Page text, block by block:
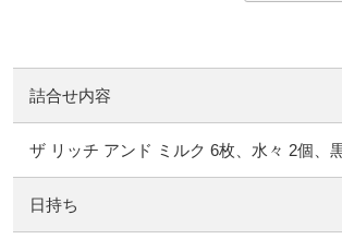
詰合せ内容
ザ リッチ アンド ミルク 6枚、水々 2個、
日持ち